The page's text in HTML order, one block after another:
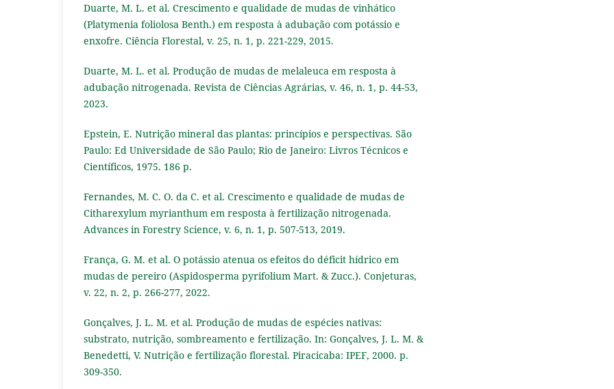
Duarte, M. L. et al. Crescimento e qualidade de mudas de vinhático
(Platymenia foliolosa Benth.) em resposta à adubação com potássio e
enxofre. Ciência Florestal, v. 25, n. 1, p. 221-229, 2015.
Duarte, M. L. et al. Produção de mudas de melaleuca em resposta à
adubação nitrogenada. Revista de Ciências Agrárias, v. 46, n. 1, p. 44-53,
2023.
Epstein, E. Nutrição mineral das plantas: princípios e perspectivas. São
Paulo: Ed Universidade de São Paulo; Rio de Janeiro: Livros Técnicos e
Científicos, 1975. 186 p.
Fernandes, M. C. O. da C. et al. Crescimento e qualidade de mudas de
Citharexylum myrianthum em resposta à fertilização nitrogenada.
Advances in Forestry Science, v. 6, n. 1, p. 507-513, 2019.
França, G. M. et al. O potássio atenua os efeitos do déficit hídrico em
mudas de pereiro (Aspidosperma pyrifolium Mart. & Zucc.). Conjeturas,
v. 22, n. 2, p. 266-277, 2022.
Gonçalves, J. L. M. et al. Produção de mudas de espécies nativas:
substrato, nutrição, sombreamento e fertilização. In: Gonçalves, J. L. M. &
Benedetti, V. Nutrição e fertilização florestal. Piracicaba: IPEF, 2000. p.
309-350.